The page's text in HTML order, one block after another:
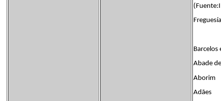
Abade
Aborim
Adães